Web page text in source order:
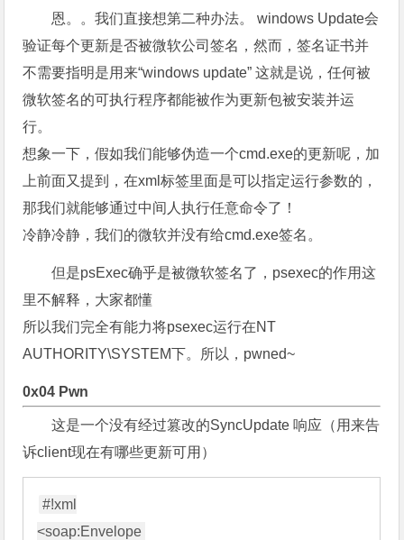
恩。。我们直接想第二种办法。 windows Update会
验证每个更新是否被微软公司签名，然而，签名证书并
不需要指明是用来“windows update” 这就是说，任何被
微软签名的可执行程序都能被作为更新包被安装并运
行。
想象一下，假如我们能够伪造一个cmd.exe的更新呢，加
上前面又提到，在xml标签里面是可以指定运行参数的，
那我们就能够通过中间人执行任意命令了！
冷静冷静，我们的微软并没有给cmd.exe签名。
但是psExec确乎是被微软签名了，psexec的作用这
里不解释，大家都懂
所以我们完全有能力将psexec运行在NT
AUTHORITY\SYSTEM下。所以，pwned~
0x04 Pwn
这是一个没有经过篡改的SyncUpdate 响应（用来告
诉client现在有哪些更新可用）
#!xml
<soap:Envelope